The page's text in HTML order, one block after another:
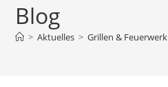
Blog
> Aktuelles > Grillen & Feuerwerk